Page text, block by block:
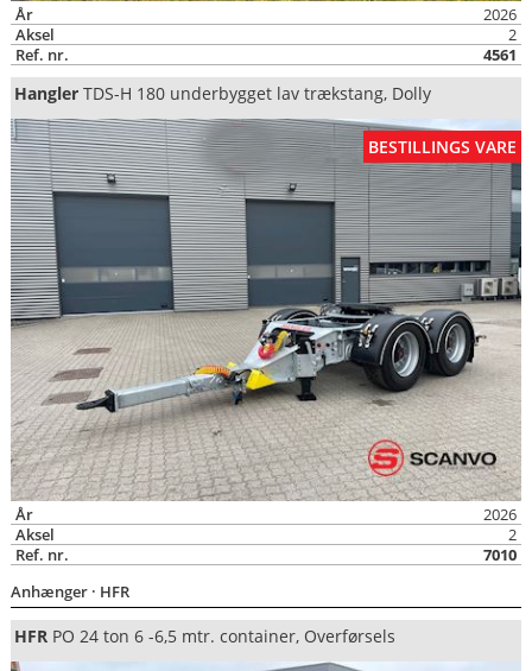
År
2026
Aksel
2
Ref. nr.
4561
HanglerTDS-H 180 underbygget lav trækstang, Dolly
BESTILLINGS VARE
År
2026
Aksel
2
Ref. nr.
7010
Anhænger· HFR
HFRPO 24 ton 6 -6,5 mtr. container, Overførsels